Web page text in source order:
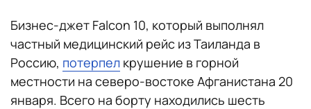
Бизнес-джет Falcon 10, который выполнял
частный медицинский рейс из Таиланда в
Россию, потерпел крушение в горной
местности на северо-востоке Афганистана 20
января. Всего на борту находились шесть